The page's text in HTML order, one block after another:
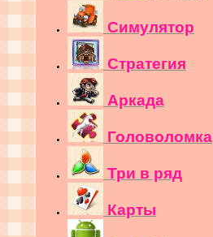
Симулятор
Стратегия
Аркада
Головоломка
Три в ряд
Карты